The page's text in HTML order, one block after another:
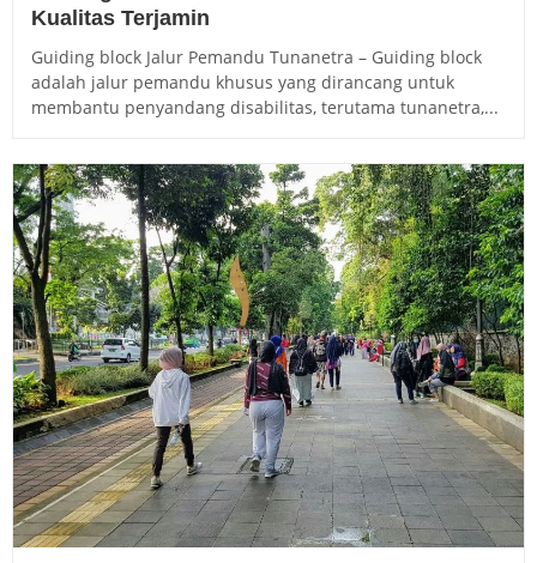
Kualitas Terjamin
Guiding block Jalur Pemandu Tunanetra – Guiding block
adalah jalur pemandu khusus yang dirancang untuk
membantu penyandang disabilitas, terutama tunanetra,...